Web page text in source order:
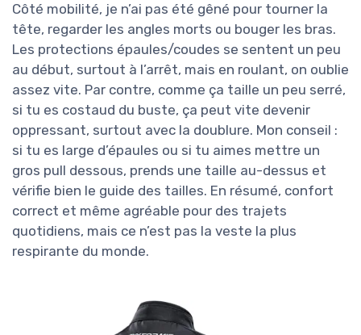
Côté mobilité, je n’ai pas été gêné pour tourner la
tête, regarder les angles morts ou bouger les bras.
Les protections épaules/coudes se sentent un peu
au début, surtout à l’arrêt, mais en roulant, on oublie
assez vite. Par contre, comme ça taille un peu serré,
si tu es costaud du buste, ça peut vite devenir
oppressant, surtout avec la doublure. Mon conseil :
si tu es large d’épaules ou si tu aimes mettre un
gros pull dessous, prends une taille au-dessus et
vérifie bien le guide des tailles. En résumé, confort
correct et même agréable pour des trajets
quotidiens, mais ce n’est pas la veste la plus
respirante du monde.